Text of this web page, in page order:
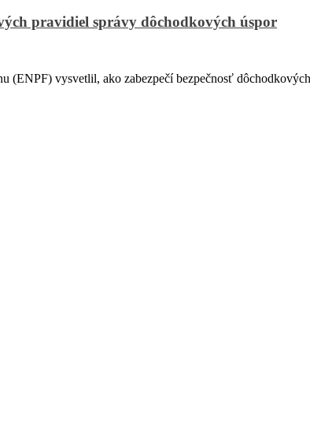
pravidiel správy dôchodkových úspor
vysvetlil, ako zabezpečí bezpečnosť